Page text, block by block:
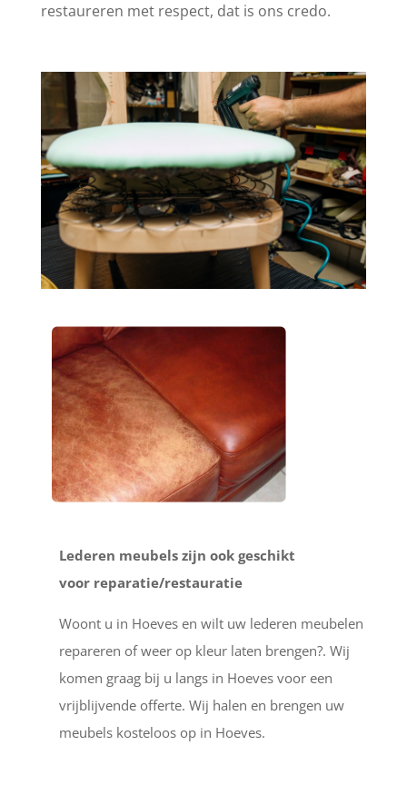
restaureren met respect, dat is ons credo.
Lederen meubels zijn ook geschikt
voor reparatie/restauratie
Woont u in Hoeves en wilt uw lederen meubelen
repareren of weer op kleur laten brengen?. Wij
komen graag bij u langs in Hoeves voor een
vrijblijvende offerte. Wij halen en brengen uw
meubels kosteloos op in Hoeves.